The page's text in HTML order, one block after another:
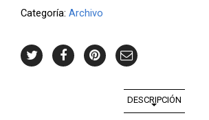
Categoría: Archivo
DESCRIPCIÓN